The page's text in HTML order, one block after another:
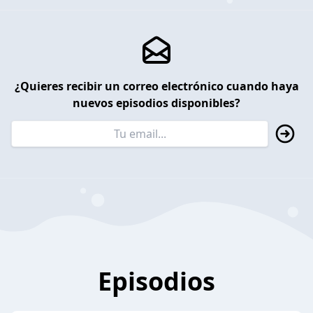
¿Quieres recibir un correo electrónico cuando haya
nuevos episodios disponibles?
Episodios